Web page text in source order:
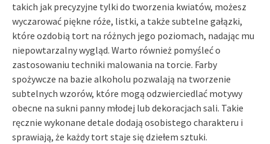
takich jak precyzyjne tylki do tworzenia kwiatów, możesz
wyczarować piękne róże, listki, a także subtelne gałązki,
które ozdobią tort na różnych jego poziomach, nadając mu
niepowtarzalny wygląd. Warto również pomyśleć o
zastosowaniu techniki malowania na torcie. Farby
spożywcze na bazie alkoholu pozwalają na tworzenie
subtelnych wzorów, które mogą odzwierciedlać motywy
obecne na sukni panny młodej lub dekoracjach sali. Takie
ręcznie wykonane detale dodają osobistego charakteru i
sprawiają, że każdy tort staje się dziełem sztuki.